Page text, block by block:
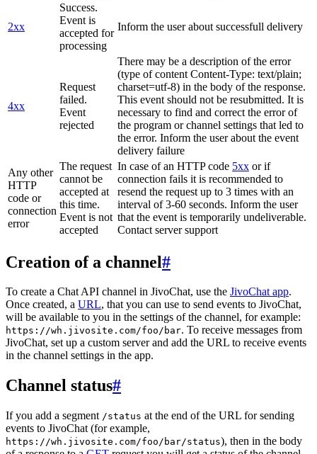
2xx
Success.
Event is
accepted for
processing
Inform the user about successfull delivery
4xx
Request
failed.
Event
rejected
There may be a description of the error
(type of content Content-Type: text/plain;
charset=utf-8) in the body of the response.
This event should not be resubmitted. It is
necessary to find and correct the error of
the program or channel settings that led to
the error. Inform the user about the event
delivery failure
Any other
HTTP
code or
connection
error
The request
cannot be
accepted at
this time.
Event is not
accepted
In case of an HTTP code 5xx or if
connection fails it is recommended to
resend the request up to 3 times with an
interval of 3-60 seconds. Inform the user
that the event is temporarily undeliverable.
Contact server support
Creation of a channel#
To create a Chat API channel in JivoChat, use the JivoChat app.
Once created, a URL, that you can use to send events to JivoChat,
will be available to you in the settings of the channel, for example:
https://wh.jivosite.com/foo/bar. To receive messages from
JivoChat, set up a custom server and add the URL to receive events
in the channel settings in the app.
Channel status#
If you add a segment /status at the end of the URL for sending
events to JivoChat (for example,
https://wh.jivosite.com/foo/bar/status), then in the body